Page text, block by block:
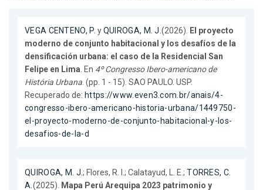
VEGA CENTENO, P. yQUIROGA, M. J.(2026).
El proyecto
moderno de conjunto habitacional y los desafíos de la
densificación urbana: el caso de la Residencial San
Felipe en Lima . En 4º Congresso Ibero-americano de
História Urbana . (pp. 1 - 15). SAO PAULO. USP.
Recuperado de: https://www.even3.com.br/anais/4-
congresso-ibero-americano-historia-urbana/1449750-
el-proyecto-moderno-de-conjunto-habitacional-y-los-
desafios-de-la-d
QUIROGA, M. J.; Flores, R. I.; Calatayud, L. E.;TORRES, C.
A. (2025).
Mapa Perú Arequipa 2023 patrimonio y